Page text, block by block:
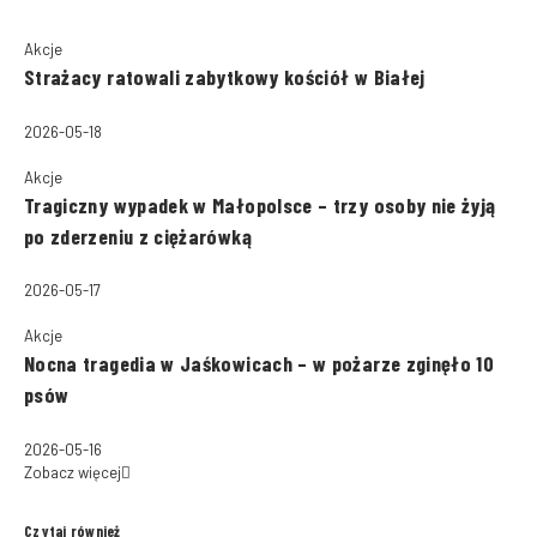
Akcje
Strażacy ratowali zabytkowy kościół w Białej
2026-05-18
Akcje
Tragiczny wypadek w Małopolsce – trzy osoby nie żyją
po zderzeniu z ciężarówką
2026-05-17
Akcje
Nocna tragedia w Jaśkowicach – w pożarze zginęło 10
psów
2026-05-16
Zobacz więcej
Czytaj również